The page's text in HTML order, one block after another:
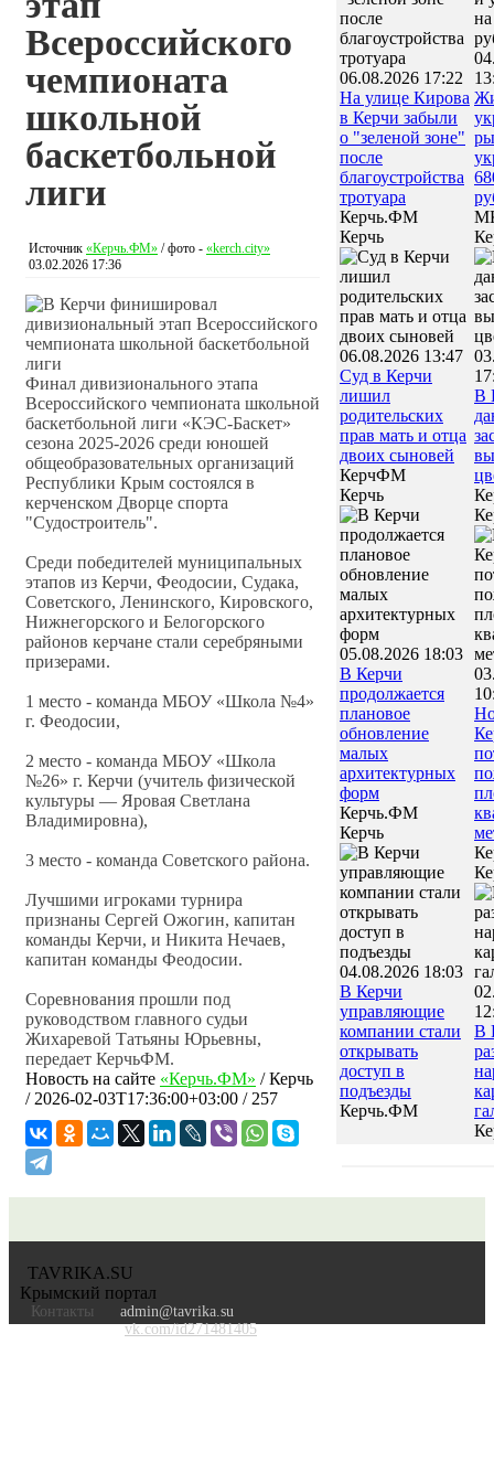
Всероссийского
чемпионата
школьной
баскетбольной
лиги
Источник «Керчь.ФМ» / фото - «kerch.city»
03.02.2026 17:36
Финал дивизионального этапа
Всероссийского чемпионата школьной
баскетбольной лиги «КЭС‑Баскет»
сезона 2025-2026 среди юношей
общеобразовательных организаций
Республики Крым состоялся в
керченском Дворце спорта
"Судостроитель".
Среди победителей муниципальных
этапов из Керчи, Феодосии, Судака,
Советского, Ленинского, Кировского,
Нижнегорского и Белогорского
районов керчане стали серебряными
призерами.
1 место - команда МБОУ «Школа №4»
г. Феодосии,
2 место - команда МБОУ «Школа
№26» г. Керчи (учитель физической
культуры — Яровая Светлана
Владимировна),
3 место - команда Советского района.
Лучшими игроками турнира
признаны Сергей Ожогин, капитан
команды Керчи, и Никита Нечаев,
капитан команды Феодосии.
Соревнования прошли под
руководством главного судьи
Жихаревой Татьяны Юрьевны,
передает КерчьФМ.
Новость на сайте «Керчь.ФМ» /Керчь
/ 2026-02-03T17:36:00+03:00 / 257
06.08.2026 17:22
На улице Кирова
в Керчи забыли
о "зеленой зоне"
после
благоустройства
тротуара
Керчь.ФМ
Керчь
06.08.2026 13:47
Суд в Керчи
лишил
родительских
прав мать и отца
двоих сыновей
КерчФМ
Керчь
05.08.2026 18:03
В Керчи
продолжается
плановое
обновление
малых
архитектурных
форм
Керчь.ФМ
Керчь
04.08.2026 18:03
В Керчи
управляющие
компании стали
открывать
доступ в
подъезды
Керчь.ФМ
В
В
TAVRIKA.SU
Крымский портал
Контакты
admin@tavrika.su
vk.com/id271481405